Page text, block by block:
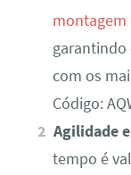
montagem
garantindo
com os
Código:
Agilidade
tempo é